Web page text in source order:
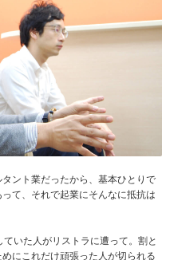
ント業だったから、基本ひとりで
て、それで起業にそんなに抵抗は
いた人がリストラに遭って。割と
にこれだけ頑張った人が切られる